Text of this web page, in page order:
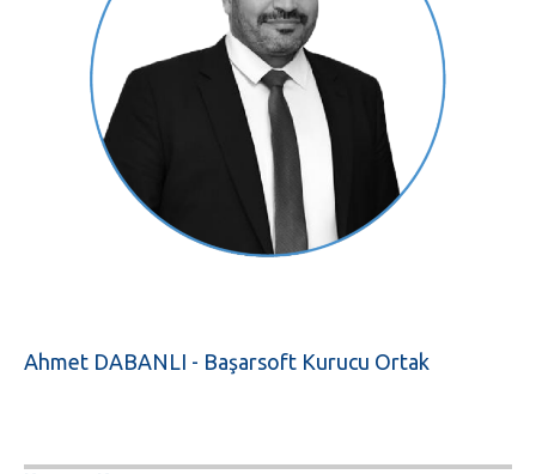
Ahmet DABANLI - Başarsoft Kurucu Ortak